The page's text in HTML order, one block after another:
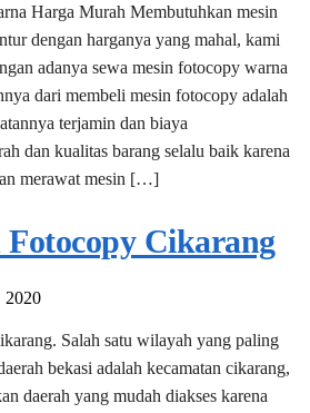
Harga Murah Membutuhkan mesin
dengan harganya yang mahal, kami
adanya sewa mesin fotocopy warna
dari membeli mesin fotocopy adalah
terjamin dan biaya
dan kualitas barang selalu baik karena
merawat mesin […]
Cikarang
2020
Salah satu wilayah yang paling
bekasi adalah kecamatan cikarang,
daerah yang mudah diakses karena